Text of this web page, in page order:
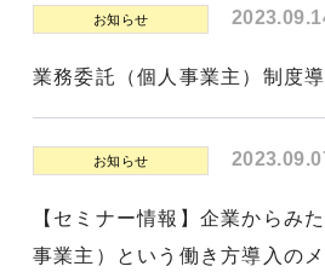
お知らせ
業務委託（個人事業主）制度
お知らせ
【セミナー情報】企業からみ
事業主）という働き方導入のメ